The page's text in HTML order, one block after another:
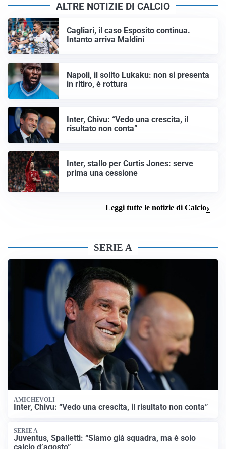
ALTRE NOTIZIE DI CALCIO
Cagliari, il caso Esposito continua.
Intanto arriva Maldini
Napoli, il solito Lukaku: non si presenta
in ritiro, è rottura
Inter, Chivu: “Vedo una crescita, il
risultato non conta”
Inter, stallo per Curtis Jones: serve
prima una cessione
Leggi tutte le notizie di Calcio
SERIE A
AMICHEVOLI
Inter, Chivu: “Vedo una crescita, il risultato non conta”
SERIE A
Juventus, Spalletti: “Siamo già squadra, ma è solo